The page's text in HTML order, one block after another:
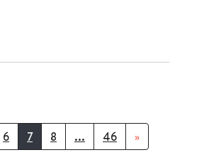
6 7 8 ... 46 »